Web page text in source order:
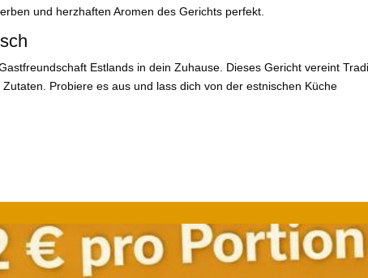
und herzhaften Aromen des Gerichts perfekt.
Estlands in dein Zuhause. Dieses Gericht vereint
Probiere es aus und lass dich von der estnischen Küche